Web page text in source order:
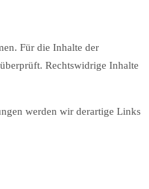
Für die Inhalte der
Rechtswidrige Inhalte
werden wir derartige Links